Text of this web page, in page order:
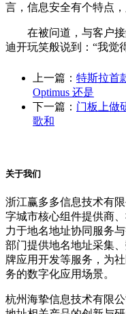
言，信息安全有个特点
在被问道，与客户接
迪开玩笑般说到：“我觉
上一篇： 特斯拉首
Optimus 还是
下一篇： 门板上做
歌和
关于我们
浙江赢多多信息技术有
字城市核心组件提供商
力于地名地址协同服务
部门提供地名地址采集
牌应用开发等服务，为
务的数字化应用场景。
杭州海挚信息技术有限